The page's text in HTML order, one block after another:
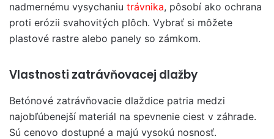
nadmernému vysychaniu trávnika, pôsobí ako ochrana
proti erózii svahovitých plôch. Vybrať si môžete
plastové rastre alebo panely so zámkom.
Vlastnosti zatrávňovacej dlažby
Betónové zatrávňovacie dlaždice patria medzi
najobľúbenejší materiál na spevnenie ciest v záhrade.
Sú cenovo dostupné a majú vysokú nosnosť.